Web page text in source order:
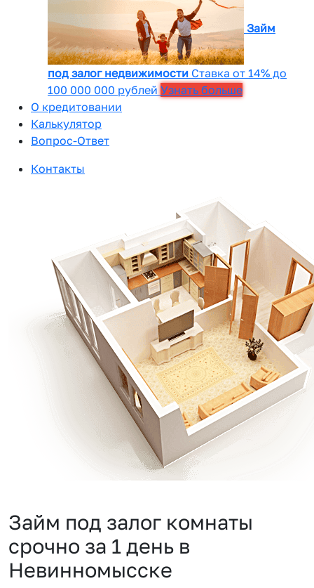
Займ
под залог недвижимости Ставка от 14% до
100 000 000 рублей Узнать больше
О кредитовании
Калькулятор
Вопрос-Ответ
Контакты
Займ под залог комнаты
срочно за 1 день в
Невинномысске